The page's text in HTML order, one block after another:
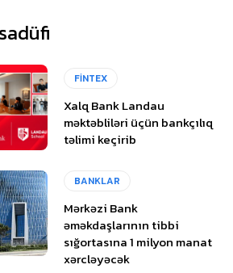
FİNTEX
Xalq Bank Landau
məktəbliləri üçün bankçılıq
təlimi keçirib
BANKLAR
Mərkəzi Bank
əməkdaşlarının tibbi
sığortasına 1 milyon manat
xərcləyəcək